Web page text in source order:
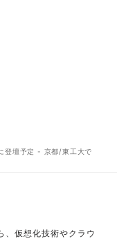
登壇予定 - 京都/東工大で
、仮想化技術やクラウ